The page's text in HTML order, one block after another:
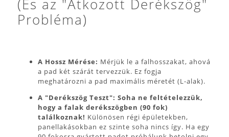
(És az "Átkozott Derékszög"
Probléma)
A Hossz Mérése: Mérjük le a falhosszakat, ahová
a pad két szárát tervezzük. Ez fogja
meghatározni a pad maximális méretét (L-alak).
A "Derékszög Teszt": Soha ne feltételezzük,
hogy a falak derékszögben (90 fok)
találkoznak! Különösen régi épületekben,
panellakásokban ez szinte soha nincs így. Ha egy